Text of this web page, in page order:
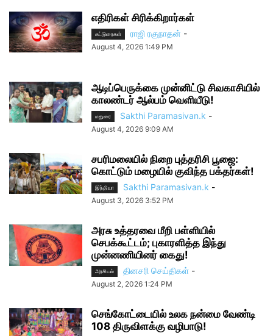
எதிரிகள் சிரிக்கிறார்கள்
கட்டுரைகள் ராஜி ரகுநாதன் -
August 4, 2026 1:49 PM
ஆடிப்பெருக்கை முன்னிட்டு சிவகாசியில்
காலண்டர் ஆல்பம் வெளியீடு!
மதுரை Sakthi Paramasivan.k -
August 4, 2026 9:09 AM
சபரிமலையில் நிறை புத்தரிசி பூஜை:
கொட்டும் மழையில் குவிந்த பக்தர்கள்!
இந்தியா Sakthi Paramasivan.k -
August 3, 2026 3:52 PM
அரசு உத்தரவை மீறி பள்ளியில்
செபக்கூட்டம்; புகாரளித்த இந்து
முன்னணியினர் கைது!
அரசியல் தினசரி செய்திகள் -
August 2, 2026 1:24 PM
செங்கோட்டையில் உலக நன்மை வேண்டி
108 திருவிளக்கு வழிபாடு!